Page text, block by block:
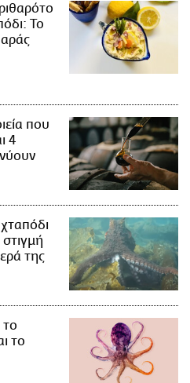
Το
που
4
χταπόδι
στιγμή
της
το
το